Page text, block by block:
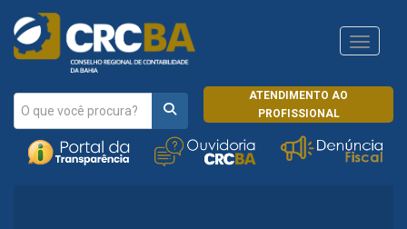
ATENDIMENTO AO
PROFISSIONAL